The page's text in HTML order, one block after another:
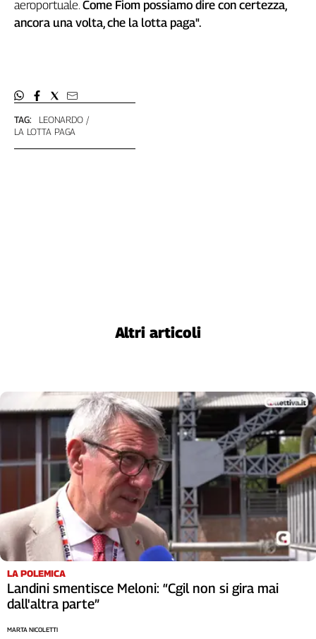
di
Genova,
120
Cgil
Collettiva
Economica
Tech
Inserti
Diffusa
InFlai
trasmissioni
Work
Progress
TAG:
LEONARDO
LA LOTTA PAGA
aeroportuale. Come Fiom possiamo dire con certezza,
ancora una volta, che la lotta paga".
Altri articoli
LA POLEMICA
Landini smentisce Meloni: “Cgil non si gira mai
dall'altra parte”
MARTA NICOLETTI